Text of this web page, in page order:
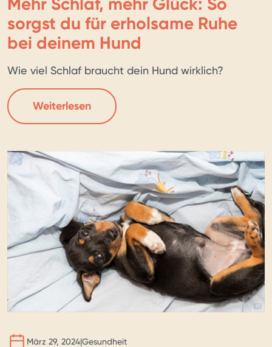
sorgst du für erholsame Ruhe
bei deinem Hund
Wie viel Schlaf braucht dein Hund wirklich?
Weiterlesen
KI
März 29, 2024|Gesundheit